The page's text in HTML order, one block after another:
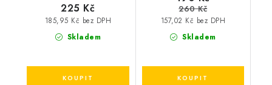
Skladem
185,95 Kč bez DPH
225 Kč
Skladem
157,02 Kč bez DPH
260 Kč